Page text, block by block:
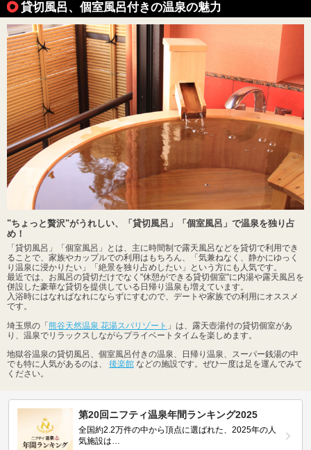
貸切風呂、個室風呂付きの温泉の魅力
"ちょっと贅沢"がうれしい、「貸切風呂」「個室風呂」で温泉を独り占
め！
「貸切風呂」「個室風呂」とは、主に時間制で露天風呂などを貸切で利用でき
ることで、家族やカップルでの利用はもちろん、「気兼ねなく、静かにゆっく
り温泉に浸かりたい」「絶景を独り占めしたい」という方にも人気です。
最近では、お風呂の貸切だけでなく"休憩ができる貸切個室"に内湯や露天風呂を
併設した豪華な貸切を提供している日帰り温泉も増えています。
入浴時にはなればなれにならずにすむので、デートや家族での利用にオススメ
です。
埼玉県の「 熊谷天然温泉 花湯スパリゾート 」は、露天壺湯付の貸切個室があ
り、温泉でリラックスしながらプライベートタイムを楽しめます。
地獄谷温泉の貸切風呂、個室風呂付きの温泉、日帰り温泉、スーパー銭湯の中
でも特に人気があるのは、 後楽館 などの施設です。ぜひ一度は足を運んでみて
ください。
第20回ニフティ温泉年間ランキング2025
全国約2.2万件の中から頂点に選ばれた、2025年の人
気施設は…